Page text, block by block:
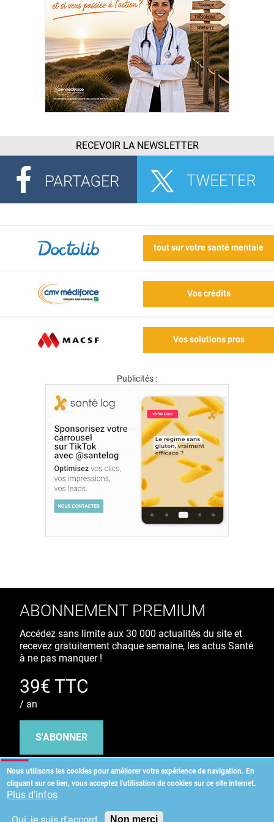
RECEVOIR LA NEWSLETTER
tout sur votre santé mentale
Vos crédits
Vos solutions pros
Publicités :
Nous utilisons les cookies pour améliorer votre expérience de navigation. En
cliquant sur ce lien, vous acceptez l'utilisation de cookies sur ce site internet.
Plus d'infos
Oui, je suis d'accord Non merci
ABONNEMENT PREMIUM
Accédez sans limite aux 30 000 actualités du site et
recevez gratuitement chaque semaine, les actus Santé
à ne pas manquer !
39€ TTC
/ an
S'ABONNER
Copyright©2026 ALLIEDHEALTH